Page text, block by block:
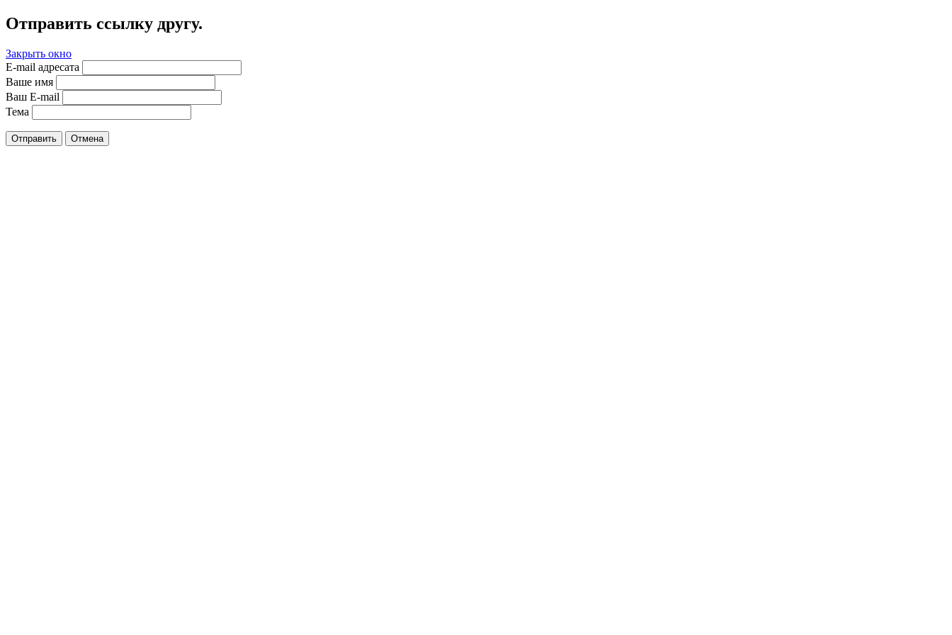
Отправить ссылку другу.
Закрыть окно
E-mail адресата
Ваше имя
Ваш E-mail
Тема
Отправить Отмена